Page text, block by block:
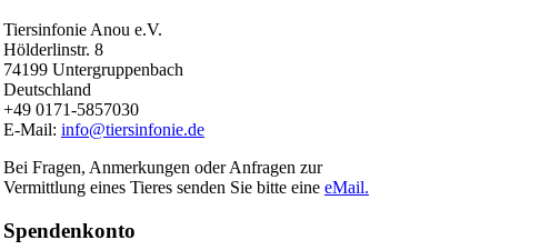
Tiersinfonie Anou e.V.
Hölderlinstr. 8
74199 Untergruppenbach
Deutschland
+49 0171-5857030
E-Mail: info@tiersinfonie.de
Bei Fragen, Anmerkungen oder Anfragen zur
Vermittlung eines Tieres senden Sie bitte eine eMail.
Spendenkonto